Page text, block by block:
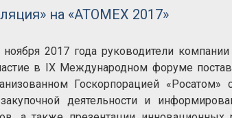
на «ATOMEX 2017»
2017 года руководители компании
в IX Международном форуме
Госкорпорацией
деятельности и